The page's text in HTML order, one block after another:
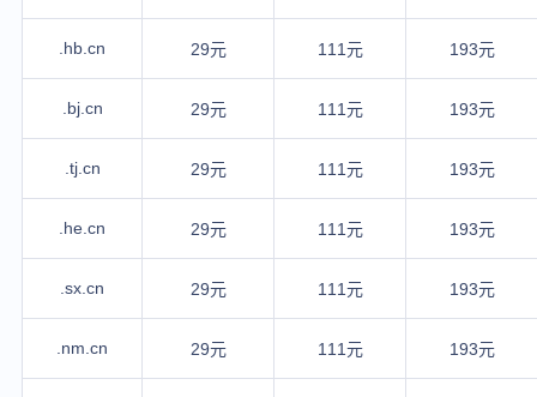
.hb.cn 29元 111元 193元
.bj.cn 29元 111元 193元
.tj.cn 29元 111元 193元
.he.cn 29元 111元 193元
.sx.cn 29元 111元 193元
.nm.cn 29元 111元 193元